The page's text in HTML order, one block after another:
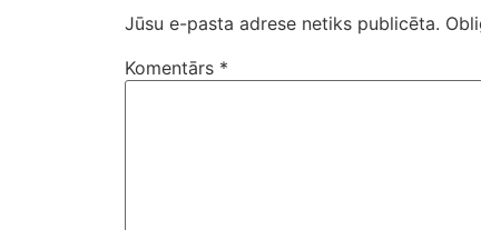
Jūsu e-pasta adrese netiks publicēta.
Komentārs *